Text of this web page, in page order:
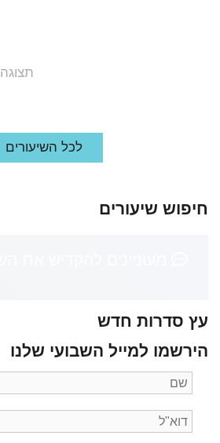
תצוגה
לכל השיעורים
חיפוש שיעורים
עץ סדרות חדש
הירשמו למייל השבועי שלנו